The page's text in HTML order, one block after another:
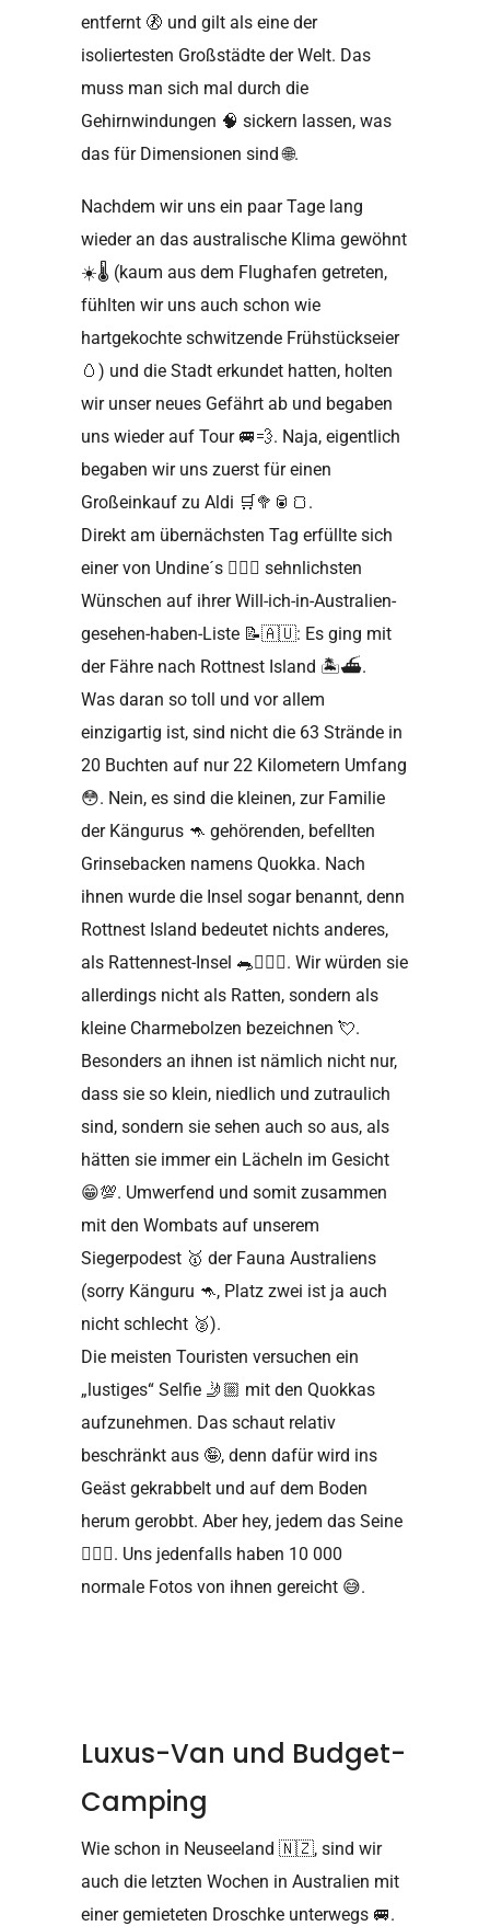
entfernt 🚷 und gilt als eine der
isoliertesten Großstädte der Welt. Das
muss man sich mal durch die
Gehirnwindungen 🧠 sickern lassen, was
das für Dimensionen sind🌐.
Nachdem wir uns ein paar Tage lang
wieder an das australische Klima gewöhnt
☀️🌡 (kaum aus dem Flughafen getreten,
fühlten wir uns auch schon wie
hartgekochte schwitzende Frühstückseier
🥚 ) und die Stadt erkundet hatten, holten
wir unser neues Gefährt ab und begaben
uns wieder auf Tour 🚐💨. Naja, eigentlich
begaben wir uns zuerst für einen
Großeinkauf zu Aldi 🛒🥦🥫🍞 .
Direkt am übernächsten Tag erfüllte sich
einer von Undine´s 👱🏼‍♀️ sehnlichsten
Wünschen auf ihrer Will-ich-in-Australien-
gesehen-haben-Liste 📝🇦🇺: Es ging mit
der Fähre nach Rottnest Island 🏝⛴.
Was daran so toll und vor allem
einzigartig ist, sind nicht die 63 Strände in
20 Buchten auf nur 22 Kilometern Umfang
😳. Nein, es sind die kleinen, zur Familie
der Kängurus 🦘 gehörenden, befellten
Grinsebacken namens Quokka. Nach
ihnen wurde die Insel sogar benannt, denn
Rottnest Island bedeutet nichts anderes,
als Rattennest-Insel 🐀🤷🏻‍♂️. Wir würden sie
allerdings nicht als Ratten, sondern als
kleine Charmebolzen bezeichnen 💘.
Besonders an ihnen ist nämlich nicht nur,
dass sie so klein, niedlich und zutraulich
sind, sondern sie sehen auch so aus, als
hätten sie immer ein Lächeln im Gesicht
😁💯. Umwerfend und somit zusammen
mit den Wombats auf unserem
Siegerpodest 🥇 der Fauna Australiens
(sorry Känguru 🦘, Platz zwei ist ja auch
nicht schlecht 🥈).
Die meisten Touristen versuchen ein
„lustiges“ Selfie 🤳🏼 mit den Quokkas
aufzunehmen. Das schaut relativ
beschränkt aus 🤪, denn dafür wird ins
Geäst gekrabbelt und auf dem Boden
herum gerobbt. Aber hey, jedem das Seine
🤷🏼‍♀️. Uns jedenfalls haben 10 000
normale Fotos von ihnen gereicht 😅.
Luxus-Van und Budget-
Camping
Wie schon in Neuseeland 🇳🇿, sind wir
auch die letzten Wochen in Australien mit
einer gemieteten Droschke unterwegs 🚐.